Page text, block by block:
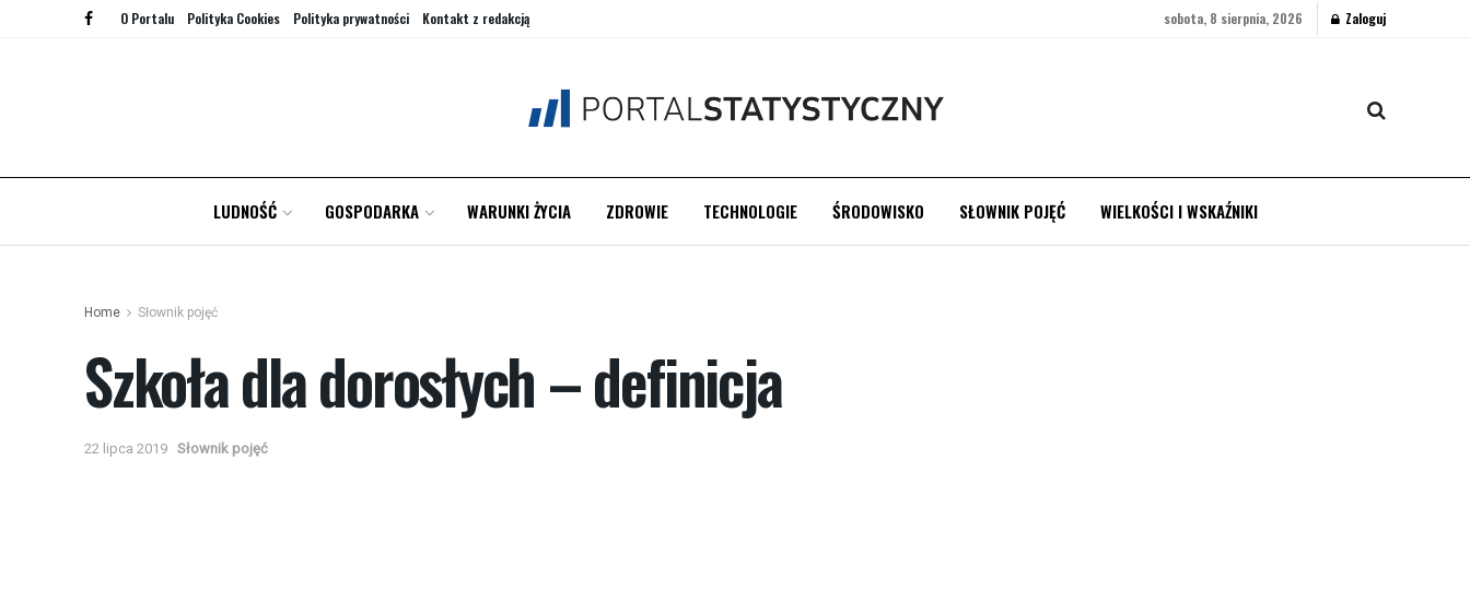
O Portalu Polityka Cookies Polityka prywatności Kontakt z redakcją sobota, 8 sierpnia, 2026 Zaloguj
LUDNOŚĆ GOSPODARKA WARUNKI ŻYCIA ZDROWIE TECHNOLOGIE ŚRODOWISKO SŁOWNIK POJĘĆ WIELKOŚCI I WSKAŹNIKI
Home Słownik pojęć
Szkoła dla dorosłych – definicja
22 lipca 2019 Słownik pojęć